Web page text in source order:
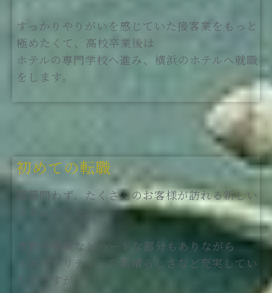
すっかりやりがいを感じていた接客業をもっと
極めたくて、高校卒業後は
ホテルの専門学校へ進み、横浜のホテルへ就職
をします。
初めての転職
国籍問わず、たくさんのお客様が訪れる新しい
夜勤や残業などハードな部分もありながら
ホスピタリティーの素晴らしさなど充実してい
たのですが…